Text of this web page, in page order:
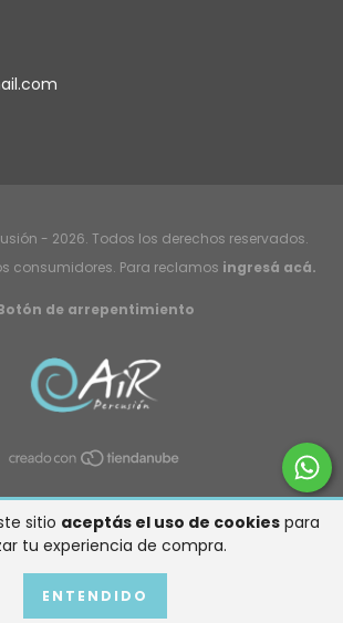
sitio aceptás el uso de cookies para
tu experiencia de compra.
ENTENDIDO
- 2026. Todos los derechos reservados.
consumidores. Para reclamos ingresá acá.
de arrepentimiento